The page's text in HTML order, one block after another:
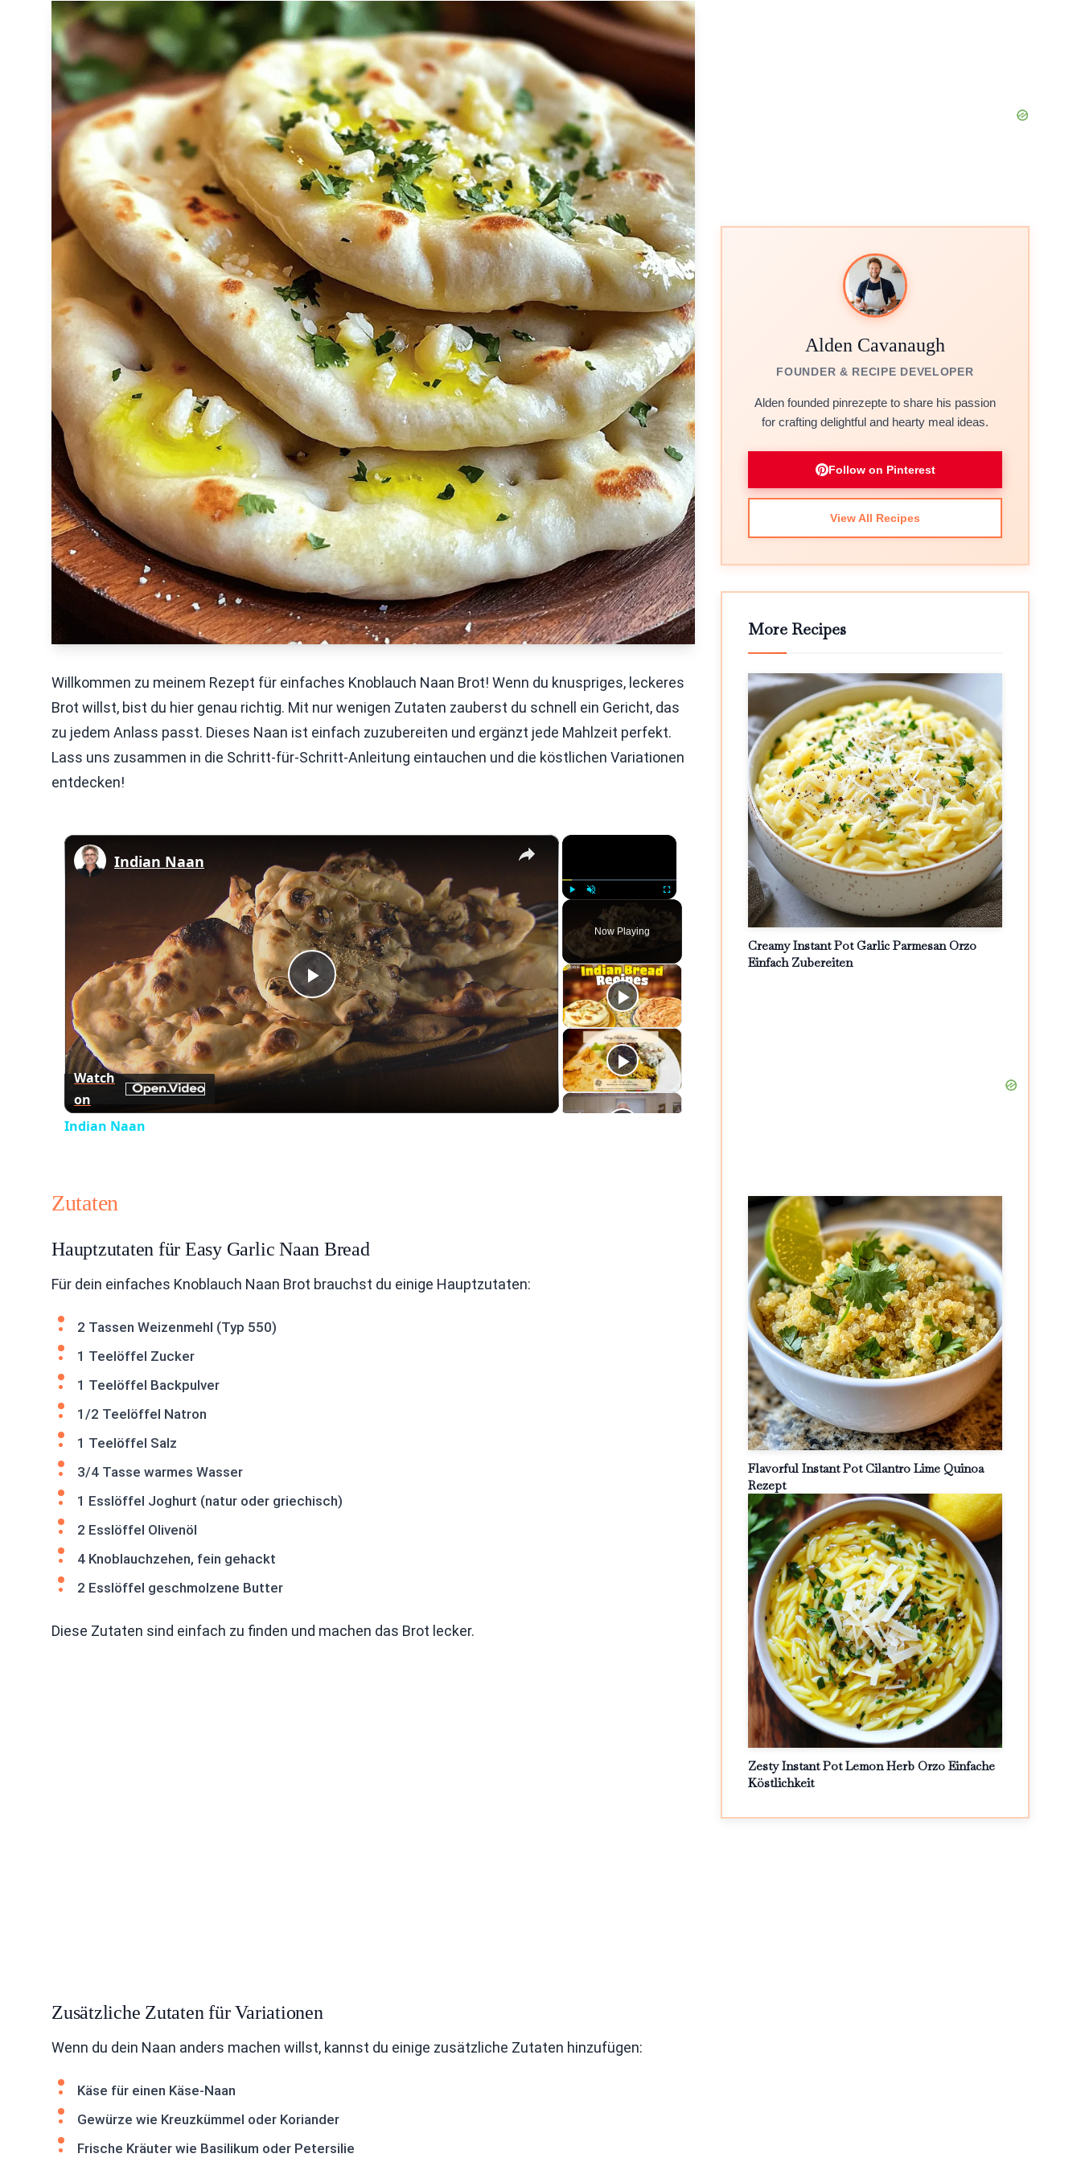
Willkommen zu meinem Rezept für einfaches Knoblauch Naan Brot! Wenn du knuspriges, leckeres
Brot willst, bist du hier genau richtig. Mit nur wenigen Zutaten zauberst du schnell ein Gericht, das
zu jedem Anlass passt. Dieses Naan ist einfach zuzubereiten und ergänzt jede Mahlzeit perfekt.
Lass uns zusammen in die Schritt-für-Schritt-Anleitung eintauchen und die köstlichen Variationen
entdecken!
×
Unmute Fullscreen
Now Playing
×
Play
Video
Indian Naan
Watch
on
Indian Naan
Zutaten
Hauptzutaten für Easy Garlic Naan Bread
Für dein einfaches Knoblauch Naan Brot brauchst du einige Hauptzutaten:
2 Tassen Weizenmehl (Typ 550)
1 Teelöffel Zucker
1 Teelöffel Backpulver
1/2 Teelöffel Natron
1 Teelöffel Salz
3/4 Tasse warmes Wasser
1 Esslöffel Joghurt (natur oder griechisch)
2 Esslöffel Olivenöl
4 Knoblauchzehen, fein gehackt
2 Esslöffel geschmolzene Butter
Diese Zutaten sind einfach zu finden und machen das Brot lecker.
Zusätzliche Zutaten für Variationen
Wenn du dein Naan anders machen willst, kannst du einige zusätzliche Zutaten hinzufügen:
Käse für einen Käse-Naan
Gewürze wie Kreuzkümmel oder Koriander
Frische Kräuter wie Basilikum oder Petersilie
Alden Cavanaugh
FOUNDER & RECIPE DEVELOPER
Alden founded pinrezepte to share his passion
for crafting delightful and hearty meal ideas.
Follow on Pinterest
View All Recipes
More Recipes
Creamy Instant Pot Garlic Parmesan Orzo
Einfach Zubereiten
Flavorful Instant Pot Cilantro Lime Quinoa
Rezept
Zesty Instant Pot Lemon Herb Orzo Einfache
Köstlichkeit